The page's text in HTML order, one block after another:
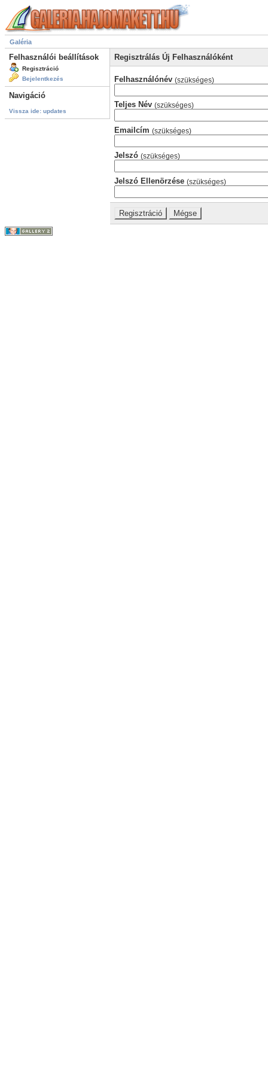
Galéria
Felhasználói beállítások
Regisztráció
Bejelentkezés
Navigáció
Vissza ide: updates
Regisztrálás Új Felhasználóként
Felhasználónév (szükséges)
Teljes Név (szükséges)
Emailcím (szükséges)
Jelszó (szükséges)
Jelszó Ellenörzése (szükséges)